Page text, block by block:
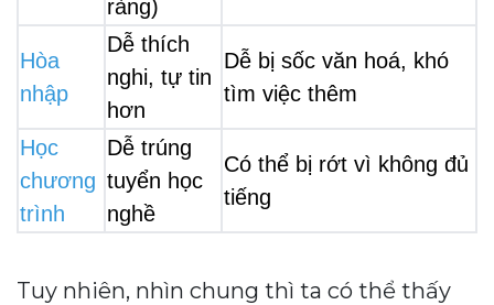
ràng)
Hòa
nhập
Dễ thích
nghi, tự tin
hơn
Dễ bị sốc văn hoá, khó
tìm việc thêm
Học
chương
trình
Dễ trúng
tuyển học
nghề
Có thể bị rớt vì không đủ
tiếng
Tuy nhiên, nhìn chung thì ta có thể thấy